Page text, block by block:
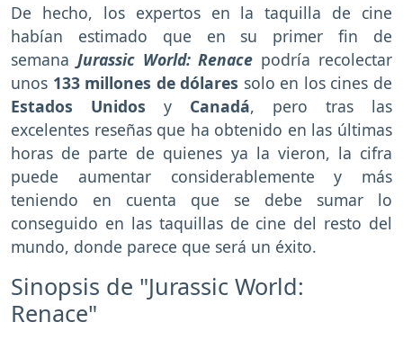
De hecho, los expertos en la taquilla de cine
habían estimado que en su primer fin de
semana Jurassic World: Renace podría recolectar
unos 133 millones de dólares solo en los cines de
Estados Unidos y Canadá, pero tras las
excelentes reseñas que ha obtenido en las últimas
horas de parte de quienes ya la vieron, la cifra
puede aumentar considerablemente y más
teniendo en cuenta que se debe sumar lo
conseguido en las taquillas de cine del resto del
mundo, donde parece que será un éxito.
Sinopsis de "Jurassic World:
Renace"